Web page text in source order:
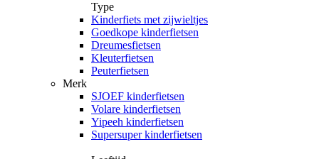
Type
Kinderfiets met zijwieltjes
Goedkope kinderfietsen
Dreumesfietsen
Kleuterfietsen
Peuterfietsen
Merk
SJOEF kinderfietsen
Volare kinderfietsen
Yipeeh kinderfietsen
Supersuper kinderfietsen